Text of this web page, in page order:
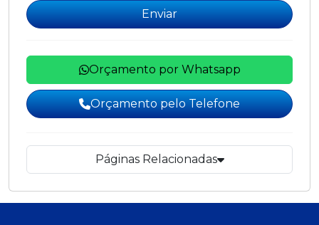
Enviar
Orçamento por Whatsapp
Orçamento pelo Telefone
Páginas Relacionadas